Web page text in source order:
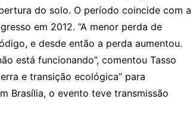
do solo. O período coincide com a
em 2012. “A menor perda de
e desde então a perda aumentou.
está funcionando”, comentou Tasso
e transição ecológica” para
Brasília, o evento teve transmissão